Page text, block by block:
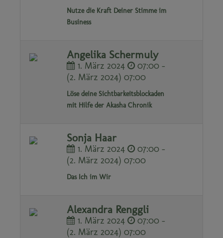
Nutze die Kraft Deiner Stimme im
Business
Angelika Schermuly
1. März 2024
07:00 -
(2. März 2024) 07:00
Löse deine Sichtbarkeitsblockaden
mit Hilfe der Akasha Chronik
Sonja Haar
1. März 2024
07:00 -
(2. März 2024) 07:00
Das Ich im Wir
Alexandra Renggli
1. März 2024
07:00 -
(2. März 2024) 07:00